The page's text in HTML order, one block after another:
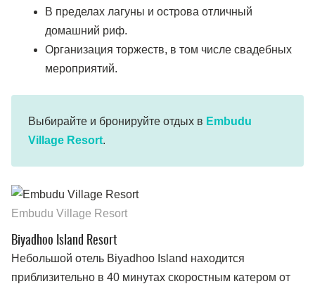
В пределах лагуны и острова отличный
домашний риф.
Организация торжеств, в том числе свадебных
мероприятий.
Выбирайте и бронируйте отдых в Embudu
Village Resort.
Embudu Village Resort
Biyadhoo Island Resort
Небольшой отель Biyadhoo Island находится
приблизительно в 40 минутах скоростным катером от